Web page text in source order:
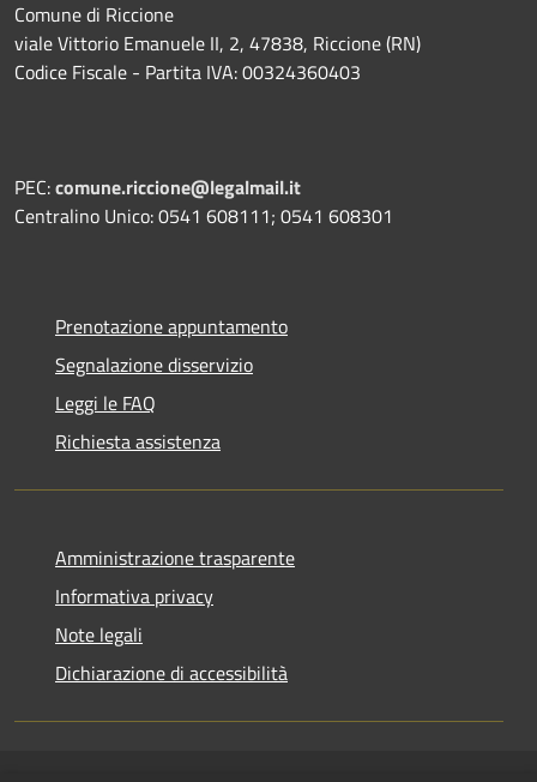
Comune di Riccione
viale Vittorio Emanuele II, 2, 47838, Riccione (RN)
Codice Fiscale - Partita IVA: 00324360403
PEC:comune.riccione@legalmail.it
Centralino Unico: 0541 608111; 0541 608301
Prenotazione appuntamento
Segnalazione disservizio
Leggi le FAQ
Richiesta assistenza
Amministrazione trasparente
Informativa privacy
Note legali
Dichiarazione di accessibilità